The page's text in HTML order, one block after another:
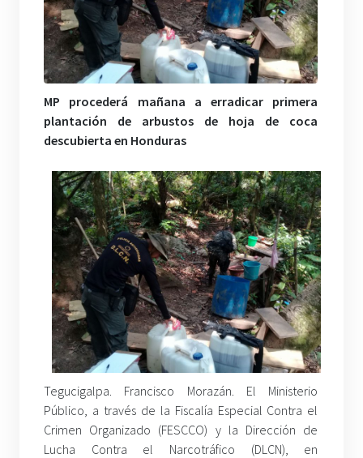
MP procederá mañana a erradicar primera
plantación de arbustos de hoja de coca
descubierta en Honduras
Tegucigalpa. Francisco Morazán. El Ministerio
Público, a través de la Fiscalía Especial Contra el
Crimen Organizado (FESCCO) y la Dirección de
Lucha Contra el Narcotráfico (DLCN), en